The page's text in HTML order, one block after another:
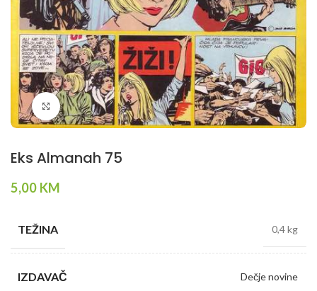
Klikni da povečaš
Eks Almanah 75
5,00 KM
TEŽINA 0,4 kg
IZDAVAČ Dečje novine